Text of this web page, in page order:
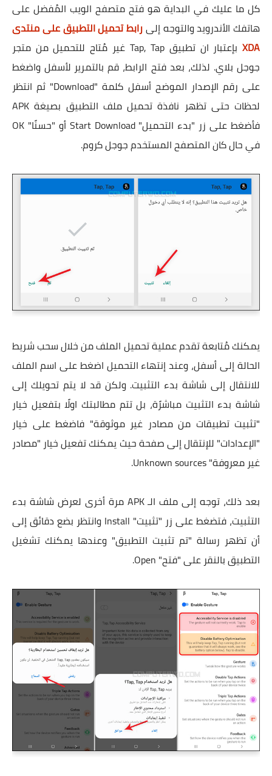
كل ما عليك في البداية هو فتح متصفح الويب المُفضل على
هاتفك الأندرويد والتوجه إلىرابط تحميل التطبيق على منتدى
XDA
بإعتبار ان تطبيق Tap, Tap غير مُتاح للتحميل من متجر
جوجل بلاي. لذلك، بعد فتح الرابط، قم بالتمرير لأسفل واضغط
على رقم الإصدار الموضح أسفل كلمة "Download" ثم انتظر
لحظات حتى تظهر نافذة تحميل ملف التطبيق بصيغة APK
فأضغط على زر "بدء التحميل" Start Download أو "حسنًا" OK
في حال كان المتصفح المستخدم جوجل كروم.
يمكنك مُتابعة تقدم عملية تحميل الملف من خلال سحب شريط
الحالة إلى أسفل، وعند إنتهاء التحميل اضغط على اسم الملف
للانتقال إلى شاشة بدء التثبيت. ولكن قد لا يتم تحويلك إلى
شاشة بدء التثبيت مباشرًة، بل تتم مطالبتك اولًا بتفعيل خيار
"تثبيت تطبيقات من مصادر غير موثوقة" فاضغط على خيار
"الإعدادات" للإنتقال إلى صفحة حيث يمكنك تفعيل خيار "مصادر
غير معروفة" Unknown sources.
بعد ذلك، توجه إلى ملف الـ APK مرة أخرى لعرض شاشة بدء
التثبيت، فتضغط على زر "تثبيت" Install وانتظر بضع دقائق إلى
أن تظهر رسالة "تم تثبيت التطبيق" وعندها يمكنك تشغيل
التطبيق بالنقر على "فتح" Open.